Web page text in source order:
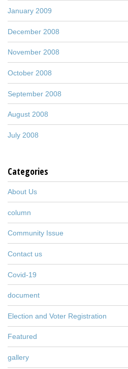
January 2009
December 2008
November 2008
October 2008
September 2008
August 2008
July 2008
Categories
About Us
column
Community Issue
Contact us
Covid-19
document
Election and Voter Registration
Featured
gallery